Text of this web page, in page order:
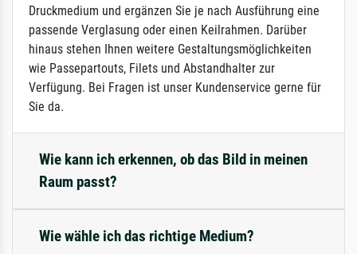
Druckmedium und ergänzen Sie je nach Ausführung eine
passende Verglasung oder einen Keilrahmen. Darüber
hinaus stehen Ihnen weitere Gestaltungsmöglichkeiten
wie Passepartouts, Filets und Abstandhalter zur
Verfügung. Bei Fragen ist unser Kundenservice gerne für
Sie da.
Wie kann ich erkennen, ob das Bild in meinen
Raum passt?
Wie wähle ich das richtige Medium?